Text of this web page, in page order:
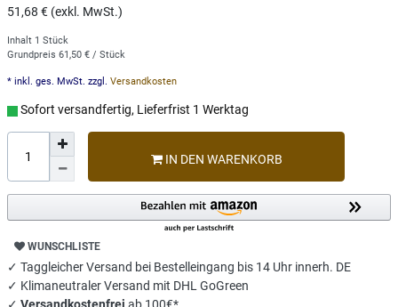
51,68 € (exkl. MwSt.)
Inhalt 1 Stück
Grundpreis 61,50 € / Stück
* inkl. ges. MwSt. zzgl. Versandkosten
Sofort versandfertig, Lieferfrist 1 Werktag
IN DEN WARENKORB
WUNSCHLISTE
✓ Taggleicher Versand bei Bestelleingang bis 14 Uhr innerh. DE
✓ Klimaneutraler Versand mit DHL GoGreen